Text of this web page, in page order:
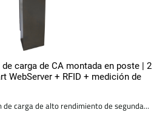
de carga de CA montada en poste | 2
WebServer + RFID + medición de
de carga de alto rendimiento de segunda...